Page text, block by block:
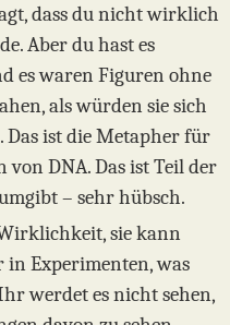
dass du nicht wirklich
Aber du hast es
es waren Figuren ohne
als würden sie sich
ist die Metapher für
DNA. Das ist Teil der
– sehr hübsch.
sie kann
in Experimenten, was
werdet es nicht sehen,